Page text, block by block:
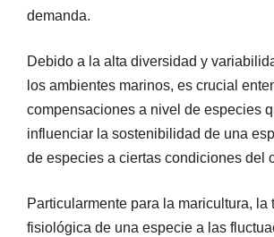
demanda.
Debido a la alta diversidad y
los ambientes marinos, es crucial
compensaciones a nivel de especies
influenciar la sostenibilidad de una
de especies a ciertas condiciones del
Particularmente para la maricultura, la
fisiológica de una especie a las